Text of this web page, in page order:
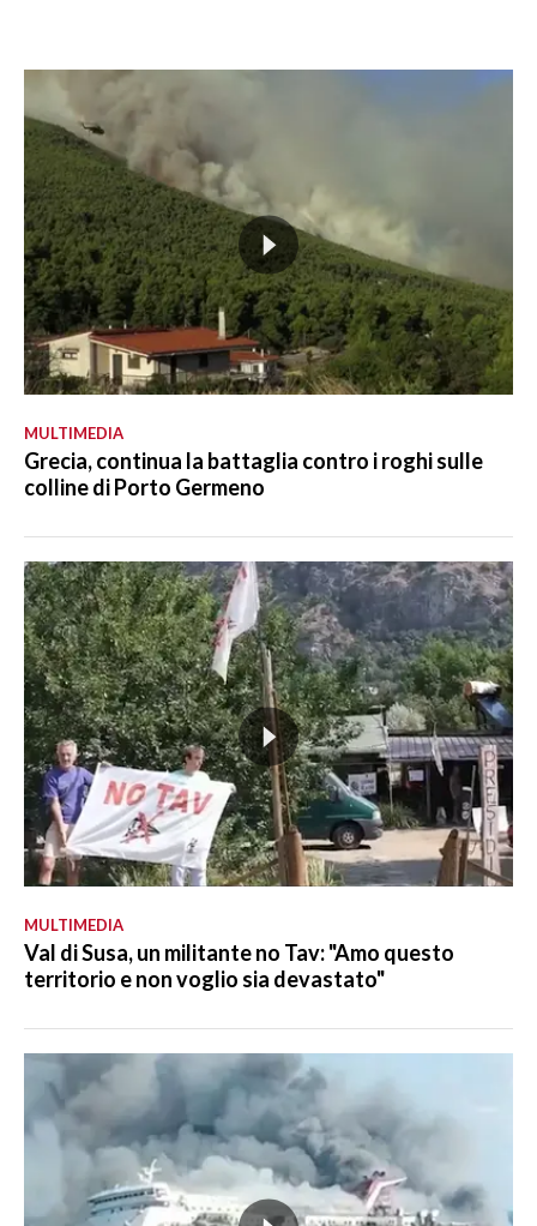
MULTIMEDIA
Grecia, continua la battaglia contro i roghi sulle
colline di Porto Germeno
MULTIMEDIA
Val di Susa, un militante no Tav: "Amo questo
territorio e non voglio sia devastato"